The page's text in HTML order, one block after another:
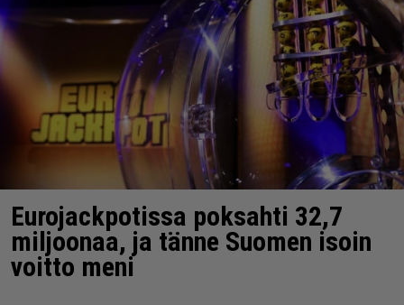
Eurojackpotissa poksahti 32,7
miljoonaa, ja tänne Suomen isoin
voitto meni